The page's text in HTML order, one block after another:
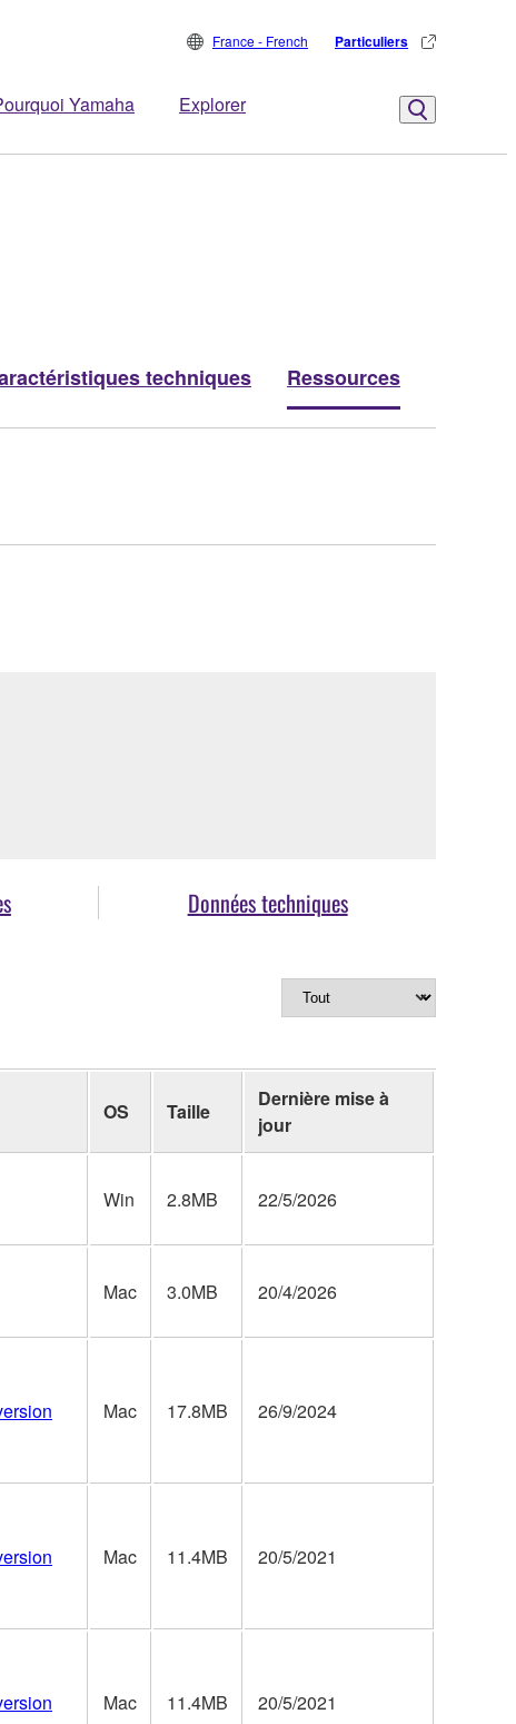
Yamaha Explorer
France - French Particuliers
techniques Ressources
Données techniques
OS Taille
Dernière mise à
jour
Win 2.8MB 22/5/2026
Mac 3.0MB 20/4/2026
Mac 17.8MB 26/9/2024
Mac 11.4MB 20/5/2021
Mac 11.4MB 20/5/2021